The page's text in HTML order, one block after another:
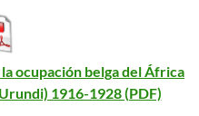
ocupación belga del África
1916-1928 (PDF)